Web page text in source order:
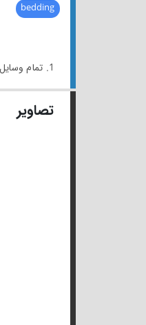
bedding
1. تمام وسایل تختخوابم صورتی است.
تصاویر